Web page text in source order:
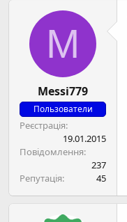
M
Messi779
Пользователи
Реєстрація
19.01.2015
Повідомлення
237
Репутація
45